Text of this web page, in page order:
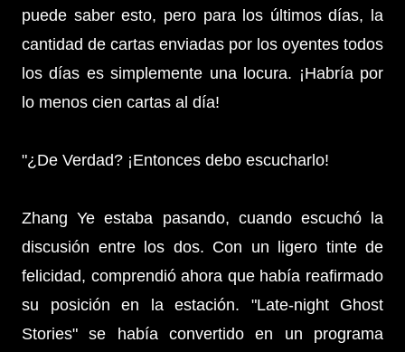
puede saber esto, pero para los últimos días, la
cantidad de cartas enviadas por los oyentes todos
los días es simplemente una locura. ¡Habría por
lo menos cien cartas al día!
"¿De Verdad? ¡Entonces debo escucharlo!
Zhang Ye estaba pasando, cuando escuchó la
discusión entre los dos. Con un ligero tinte de
felicidad, comprendió ahora que había reafirmado
su posición en la estación. "Late-night Ghost
Stories" se había convertido en un programa